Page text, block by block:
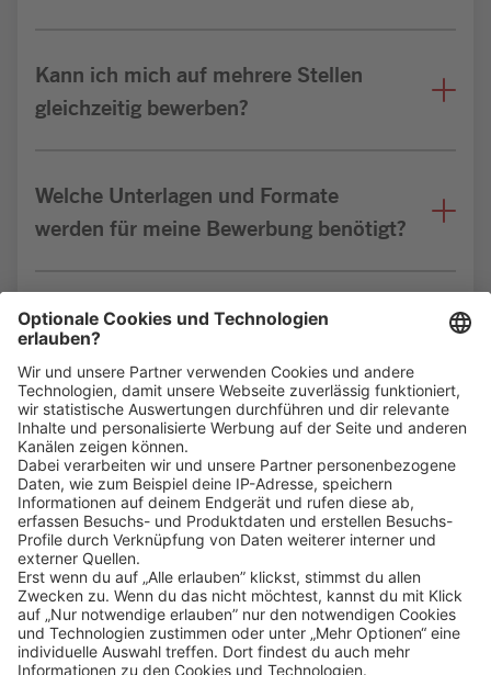
Kann ich mich auf mehrere Stellen
gleichzeitig bewerben?
Welche Unterlagen und Formate
werden für meine Bewerbung benötigt?
Bin ich für die Stelle geeignet?
Klickehier, um alle offenen Jobs zu sehen.
Impressum Datenschutz
Privatsphäre-Einstellungen